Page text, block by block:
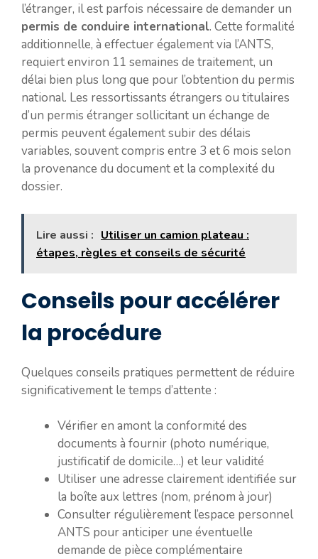
l’étranger, il est parfois nécessaire de demander un
permis de conduire international. Cette formalité
additionnelle, à effectuer également via l’ANTS,
requiert environ 11 semaines de traitement, un
délai bien plus long que pour l’obtention du permis
national. Les ressortissants étrangers ou titulaires
d’un permis étranger sollicitant un échange de
permis peuvent également subir des délais
variables, souvent compris entre 3 et 6 mois selon
la provenance du document et la complexité du
dossier.
Lire aussi : Utiliser un camion plateau :
étapes, règles et conseils de sécurité
Conseils pour accélérer
la procédure
Quelques conseils pratiques permettent de réduire
significativement le temps d’attente :
Vérifier en amont la conformité des
documents à fournir (photo numérique,
justificatif de domicile…) et leur validité
Utiliser une adresse clairement identifiée sur
la boîte aux lettres (nom, prénom à jour)
Consulter régulièrement l’espace personnel
ANTS pour anticiper une éventuelle
demande de pièce complémentaire